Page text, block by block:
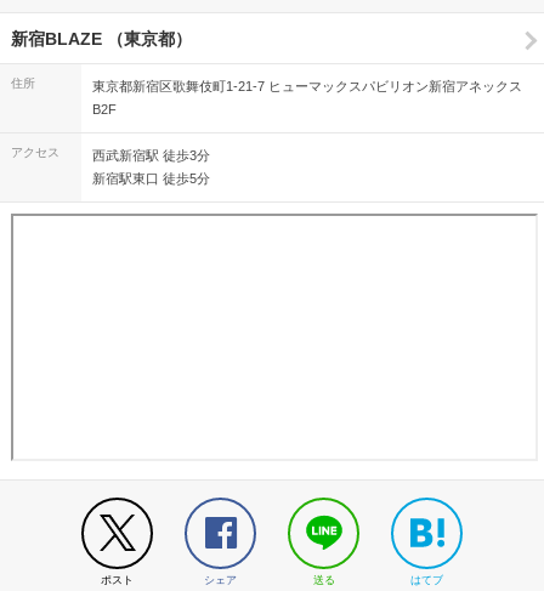
新宿BLAZE （東京都）
住所
東京都新宿区歌舞伎町1-21-7 ヒューマックスパビリオン新宿アネックス
B2F
アクセス
西武新宿駅 徒歩3分
新宿駅東口 徒歩5分
ポスト シェア 送る はてブ